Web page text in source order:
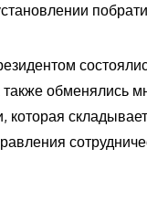
также обменялись
которая